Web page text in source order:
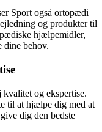
Sport også ortopædi
og produkter til
hjælpemidler,
behov.
og ekspertise.
til at hjælpe dig med at
dig den bedste